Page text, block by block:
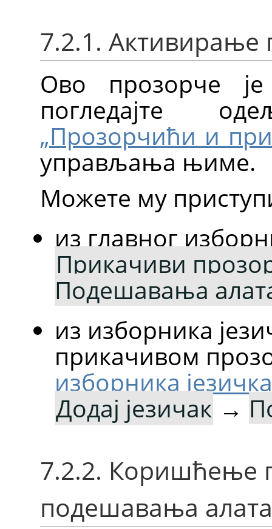
7.2.1. Активирање
Ово прозорче
погледајте
„Прозорчићи и
управљања њиме.
Можете му
из главног
Прикачиви
Подешавања
из изборника
прикачивом
изборника језичка
Додај језичак →
7.2.2. Коришћење
подешавања алата